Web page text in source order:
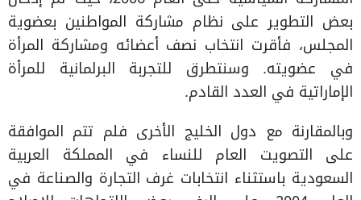
بعض التطوير على نظام مشاركة المواطنين بعضوية
المجلس، فأقرت انتخاب نصف أعضائه ومشاركة المرأة
في عضويته. وسنتطرق للتجربة البرلمانية للمرأة
الإماراتية في العدد القادم.
وبالمقارنة مع دول الخليج الأخرى فلم تتم الموافقة
على التصويت العام للنساء في المملكة العربية
السعودية باستثناء انتخابات غرف التجارة والصناعة في